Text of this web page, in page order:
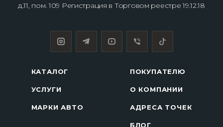
д.11, пом. 109 Регистрация в Торговом реестре 19.12.18
КАТАЛОГ
УСЛУГИ
МАРКИ АВТО
ПОКУПАТЕЛЮ
О КОМПАНИИ
АДРЕСА ТОЧЕК
БЛОГ